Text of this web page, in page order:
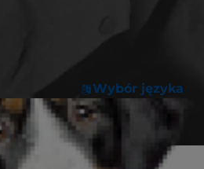
Wybór języka